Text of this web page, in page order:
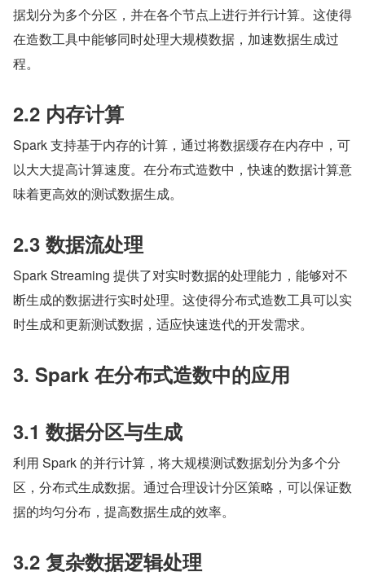
据划分为多个分区，并在各个节点上进行并行计算。这使得
在造数工具中能够同时处理大规模数据，加速数据生成过
程。
2.2 内存计算
Spark 支持基于内存的计算，通过将数据缓存在内存中，可
以大大提高计算速度。在分布式造数中，快速的数据计算意
味着更高效的测试数据生成。
2.3 数据流处理
Spark Streaming 提供了对实时数据的处理能力，能够对不
断生成的数据进行实时处理。这使得分布式造数工具可以实
时生成和更新测试数据，适应快速迭代的开发需求。
3. Spark 在分布式造数中的应用
3.1 数据分区与生成
利用 Spark 的并行计算，将大规模测试数据划分为多个分
区，分布式生成数据。通过合理设计分区策略，可以保证数
据的均匀分布，提高数据生成的效率。
3.2 复杂数据逻辑处理